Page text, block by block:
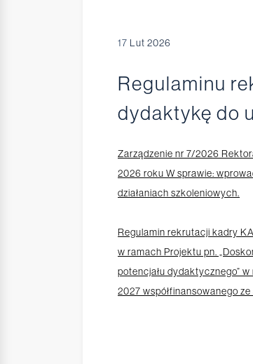
17 Lut 2026
Regulaminu
dydaktykę do
Zarządzenie nr 7/2026
2026 roku W sprawie:
działaniach szkoleniowych.
Regulamin rekrutacji kadry
w ramach Projektu pn.
potencjału dydaktycznego”
2027 współfinansowanego